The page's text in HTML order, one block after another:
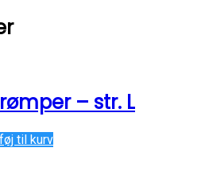
– str. L
til kurv